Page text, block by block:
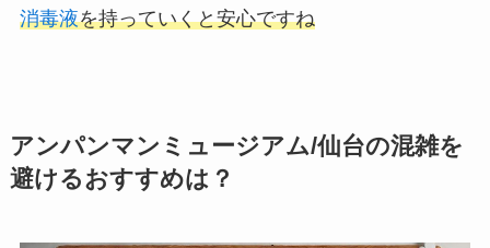
消毒液を持っていくと安心ですね
アンパンマンミュージアム/仙台の混雑を
避けるおすすめは？